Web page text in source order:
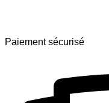
Paiement sécurisé